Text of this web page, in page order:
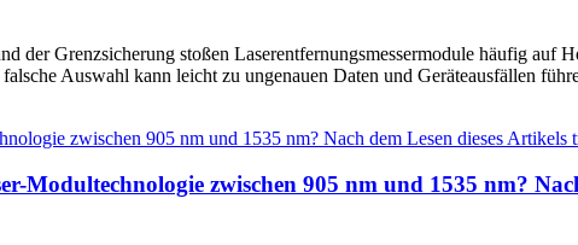
der Grenzsicherung stoßen Laserentfernungsmessermodule häufig auf
Auswahl kann leicht zu ungenauen Daten und Geräteausfällen
Modultechnologie zwischen 905 nm und 1535 nm?